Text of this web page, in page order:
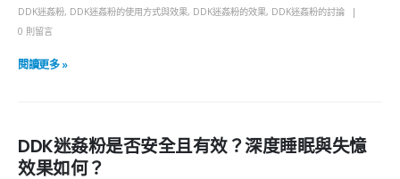
DDK迷姦粉, DDK迷姦粉的使用方式與效果, DDK迷姦粉的效果, DDK迷姦粉的討論
0 則留言
閱讀更多 »
DDK迷姦粉是否安全且有效？深度睡眠與失憶
效果如何？